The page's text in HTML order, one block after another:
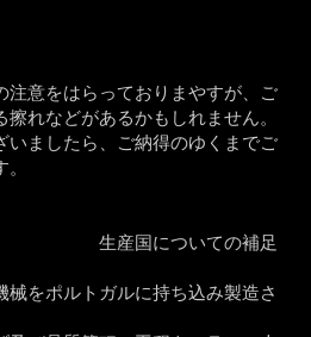
注意をはらっておりまやすが、ご
れなどがあるかもしれません。
いましたら、ご納得のゆくまでご
いての補足
械をポルトガルに持ち込み製造さ